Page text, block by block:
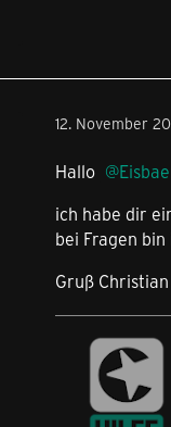
12. November
Hallo
ich habe dir
bei Fragen
Gruß Christian